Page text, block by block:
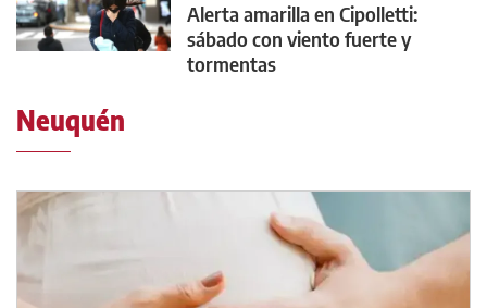
Alerta amarilla en Cipolletti:
sábado con viento fuerte y
tormentas
Neuquén